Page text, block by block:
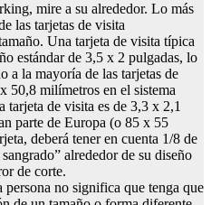
mire a su alrededor. Lo más
las tarjetas de visita
Una tarjeta de visita típica
estándar de 3,5 x 2 pulgadas, lo
a la mayoría de las tarjetas de
50,8 milímetros en el sistema
de visita es de 3,3 x 2,1
parte de Europa (o 85 x 55
deberá tener en cuenta 1/8 de
alrededor de su diseño
de corte.
no significa que tenga que